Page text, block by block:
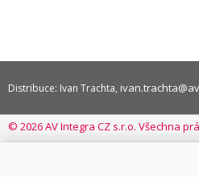
Distribuce: Ivan Trachta,
© 2026 AV Integra CZ s.r.o. Všechna